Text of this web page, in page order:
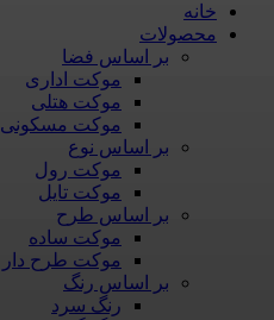
خانه
محصولات
بر اساس فضا
موکت اداری
موکت هتلی
موکت مسکونی
بر اساس نوع
موکت رول
موکت تایل
بر اساس طرح
موکت ساده
موکت طرح دار
بر اساس رنگ
رنگ سرد